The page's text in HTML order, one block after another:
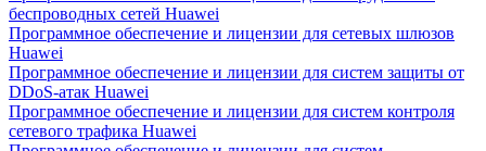
беспроводных сетей Huawei
Программное обеспечение и лицензии для сетевых шлюзов
Huawei
Программное обеспечение и лицензии для систем защиты от
DDoS-атак Huawei
Программное обеспечение и лицензии для систем контроля
сетевого трафика Huawei